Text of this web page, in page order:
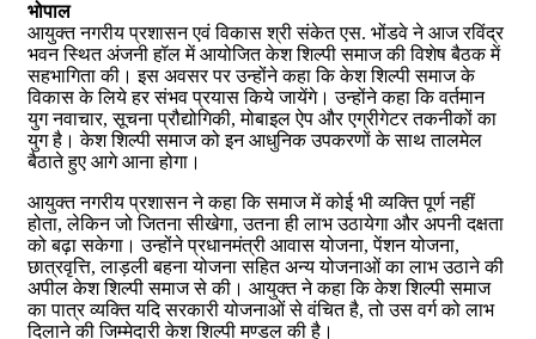
भोपाल
आयुक्त नगरीय प्रशासन एवं विकास श्री संकेत एस. भोंडवे ने आज रविंद्र
भवन स्थित अंजनी हॉल में आयोजित केश शिल्पी समाज की विशेष बैठक में
सहभागिता की। इस अवसर पर उन्होंने कहा कि केश शिल्पी समाज के
विकास के लिये हर संभव प्रयास किये जायेंगे। उन्होंने कहा कि वर्तमान
युग नवाचार, सूचना प्रौद्योगिकी, मोबाइल ऐप और एग्रीगेटर तकनीकों का
युग है। केश शिल्पी समाज को इन आधुनिक उपकरणों के साथ तालमेल
बैठाते हुए आगे आना होगा।
आयुक्त नगरीय प्रशासन ने कहा कि समाज में कोई भी व्यक्ति पूर्ण नहीं
होता, लेकिन जो जितना सीखेगा, उतना ही लाभ उठायेगा और अपनी दक्षता
को बढ़ा सकेगा। उन्होंने प्रधानमंत्री आवास योजना, पेंशन योजना,
छात्रवृत्ति, लाड़ली बहना योजना सहित अन्य योजनाओं का लाभ उठाने की
अपील केश शिल्पी समाज से की। आयुक्त ने कहा कि केश शिल्पी समाज
का पात्र व्यक्ति यदि सरकारी योजनाओं से वंचित है, तो उस वर्ग को लाभ
दिलाने की जिम्मेदारी केश शिल्पी मण्डल की है।